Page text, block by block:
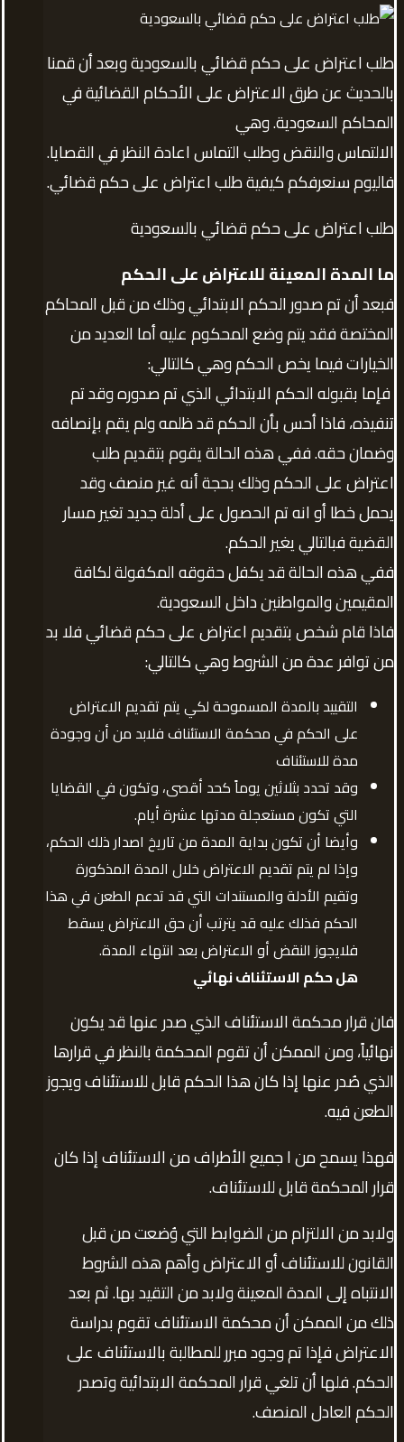
طلب اعتراض على حكم قضائي بالسعودية وبعد أن قمنا
بالحديث عن طرق الاعتراض على الأحكام القضائية في
المحاكم السعودية. وهي
الالتماس والنقض وطلب التماس اعادة النظر في القصايا.
فاليوم سنعرفكم كيفية طلب اعتراض على حكم قضائي.
طلب اعتراض على حكم قضائي بالسعودية
ما المدة المعينة للاعتراض على الحكم
فبعد أن تم صدور الحكم الابتدائي وذلك من قبل المحاكم
المختصة فقد يتم وضع المحكوم عليه أما العديد من
الخيارات فيما يخص الحكم وهي كالتالي:
فإما بقبوله الحكم الابتدائي الذي تم صدوره وقد تم
تنفيذه، فاذا أحس بأن الحكم قد ظلمه ولم يقم بإنصافه
وضمان حقه. ففي هذه الحالة يقوم بتقديم طلب
اعتراض على الحكم وذلك بحجة أنه غير منصف وقد
يحمل خطا أو انه تم الحصول على أدلة جديد تغير مسار
القضية فبالتالي يغير الحكم.
ففي هذه الحالة قد يكفل حقوقه المكفولة لكافة
المقيمين والمواطنين داخل السعودية.
فاذا قام شخص بتقديم اعتراض على حكم قضائي فلا بد
من توافر عدة من الشروط وهي كالتالي:
التقييد بالمدة المسموحة لكي يتم تقديم الاعتراض
على الحكم في محكمة الاستئناف فلابد من أن وجودة
مدة للاستئناف
وقد تحدد بثلاثين يوماً كحد أقصى، وتكون في القضايا
التي تكون مستعجلة مدتها عشرة أيام.
وأيضا أن تكون بداية المدة من تاريخ اصدار ذلك الحكم،
وإذا لم يتم تقديم الاعتراض خلال المدة المذكورة
وتقيم الأدلة والمستندات التي قد تدعم الطعن في هذا
الحكم فذلك عليه قد يترتب أن حق الاعتراض يسقط
فلايجوز النقض أو الاعتراض بعد انتهاء المدة.
هل حكم الاستئناف نهائي
فان قرار محكمة الاستئناف الذي صدر عنها قد يكون
نهائياً، ومن الممكن أن تقوم المحكمة بالنظر في قرارها
الذي صُدر عنها إذا كان هذا الحكم قابل للاستئناف ويجوز
الطعن فيه.
فهذا يسمح من ا جميع الأطراف من الاستئناف إذا كان
قرار المحكمة قابل للاستئناف.
ولابد من الالتزام من الضوابط التي وُضعت من قبل
القانون للاستئناف أو الاعتراض وأهم هذه الشروط
الانتباه إلى المدة المعينة ولابد من التقيد بها. ثم بعد
ذلك من الممكن أن محكمة الاستئناف تقوم بدراسة
الاعتراض فإذا تم وجود مبرر للمطالبة بالاستئناف على
الحكم. فلها أن تلغي قرار المحكمة الابتدائية وتصدر
الحكم العادل المنصف.